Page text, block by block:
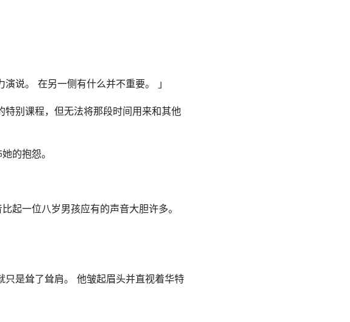
说。 在另一侧有什么并不重要。 」
别课程，但无法将那段时间用来和其他
的抱怨。
起一位八岁男孩应有的声音大胆许多。
是耸了耸肩。 他皱起眉头并直视着华特